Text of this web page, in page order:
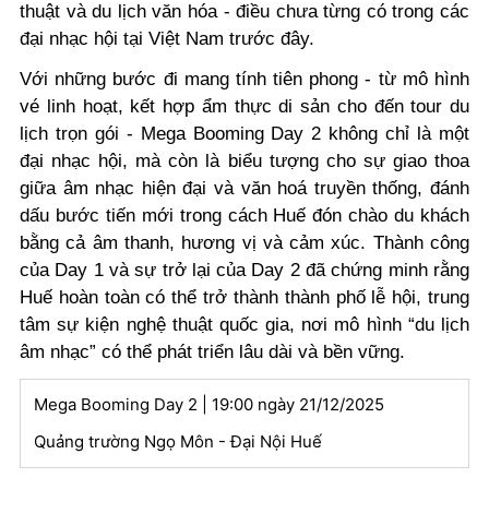
thuật và du lịch văn hóa - điều chưa từng có trong các
đại nhạc hội tại Việt Nam trước đây.
Với những bước đi mang tính tiên phong - từ mô hình
vé linh hoạt, kết hợp ẩm thực di sản cho đến tour du
lịch trọn gói - Mega Booming Day 2 không chỉ là một
đại nhạc hội, mà còn là biểu tượng cho sự giao thoa
giữa âm nhạc hiện đại và văn hoá truyền thống, đánh
dấu bước tiến mới trong cách Huế đón chào du khách
bằng cả âm thanh, hương vị và cảm xúc. Thành công
của Day 1 và sự trở lại của Day 2 đã chứng minh rằng
Huế hoàn toàn có thể trở thành thành phố lễ hội, trung
tâm sự kiện nghệ thuật quốc gia, nơi mô hình “du lịch
âm nhạc” có thể phát triển lâu dài và bền vững.
Mega Booming Day 2 | 19:00 ngày 21/12/2025
Quảng trường Ngọ Môn - Đại Nội Huế